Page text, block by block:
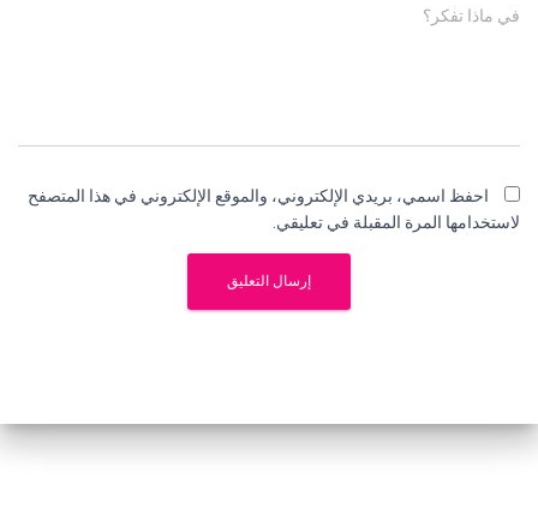
في ماذا تفكر؟
احفظ اسمي، بريدي الإلكتروني، والموقع الإلكتروني في هذا المتصفح
لاستخدامها المرة المقبلة في تعليقي.